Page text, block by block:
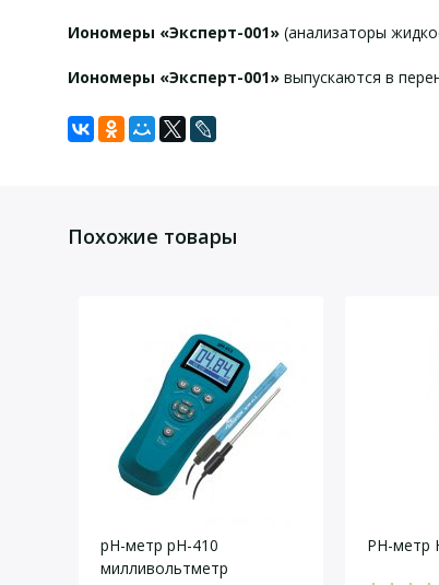
Иономеры «Эксперт-001» (анализаторы
Иономеры «Эксперт-001» выпускаются в
Число измерительных каналов
Диапазон измерения рХ, ед рХ
Точность, рН (рХ)
Диапазон измерения ЭДС, мВ
Точность, мВ
Диапазон измерения температуры, ºС
Точность, ºС
Питание аккумуляторное/сетевое
Питание магнитной мешалки
электрод ИСЭ (ЭЛИТ-221),
документация,
поверка.
Даю согласие на обработку персональных
Похожие товары
pH-метр pH-410
милливольтметр
PH-метр